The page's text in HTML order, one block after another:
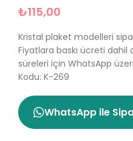
₺115,00
Kristal plaket modelleri
Fiyatlara baskı ücreti
süreleri için WhatsApp
Kodu: K-269
WhatsApp ile